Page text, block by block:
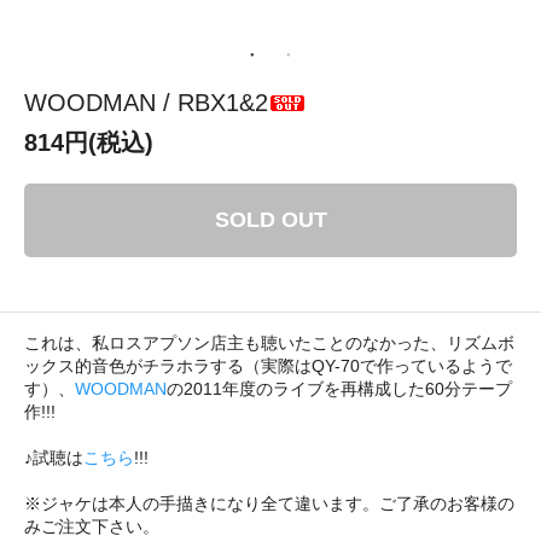
WOODMAN / RBX1&2
814円(税込)
SOLD OUT
これは、私ロスアプソン店主も聴いたことのなかった、リズムボ
ックス的音色がチラホラする（実際はQY-70で作っているようで
す）、 WOODMANの2011年度のライブを再構成した60分テープ
作!!!
♪試聴はこちら!!!
※ジャケは本人の手描きになり全て違います。ご了承のお客様の
みご注文下さい。